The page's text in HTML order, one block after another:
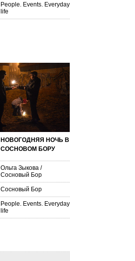
People. Events. Everyday
life
НОВОГОДНЯЯ НОЧЬ В
СОСНОВОМ БОРУ
Ольга Зыкова /
Сосновый Бор
Сосновый Бор
People. Events. Everyday
life